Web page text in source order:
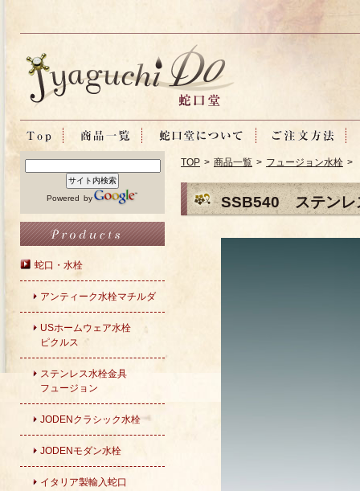
Powered by
蛇口・水栓
アンティーク水栓マチルダ
USホームウェア水栓
ピクルス
ステンレス水栓金具
フュージョン
JODENクラシック水栓
JODENモダン水栓
イタリア製輸入蛇口
TOP > 商品一覧 > フュージョン水栓 >
SSB540 ステンレ